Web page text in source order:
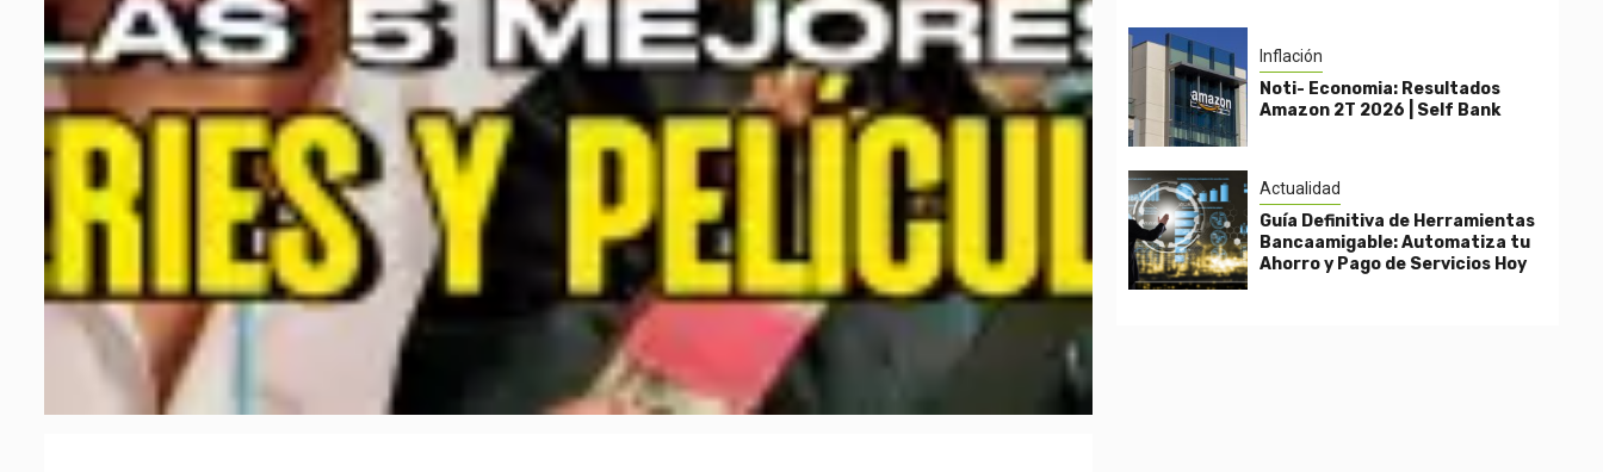
Inflación
Noti- Economia: Resultados
Amazon 2T 2026 | Self Bank
Actualidad
Guía Definitiva de Herramientas
Bancaamigable: Automatiza tu
Ahorro y Pago de Servicios Hoy